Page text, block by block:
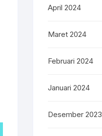
April 2024
Maret 2024
Februari 2024
Januari 2024
Desember 2023